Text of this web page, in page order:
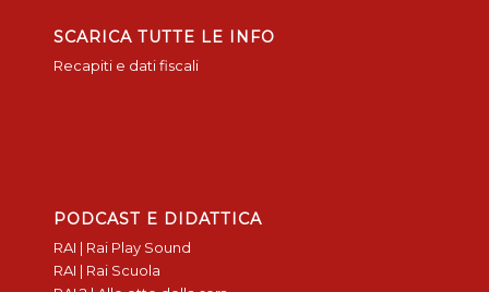
SCARICA TUTTE LE INFO
Recapiti e dati fiscali
PODCAST E DIDATTICA
RAI | Rai Play Sound
RAI | Rai Scuola